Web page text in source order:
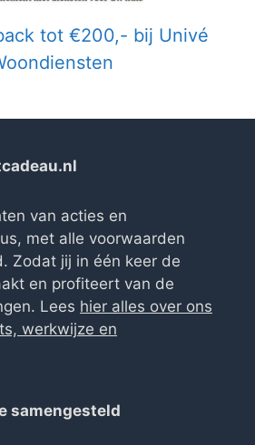
tot €200,- bij Univé
van acties en
met alle voorwaarden
Zodat jij in één keer de
en profiteert van de
Lees hier alles over ons
werkwijze en
samengesteld